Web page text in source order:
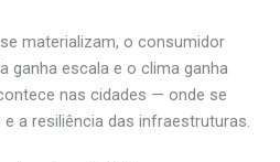
materializam, o consumidor
ganha escala e o clima ganha
nas cidades — onde se
a resiliência das infraestruturas.